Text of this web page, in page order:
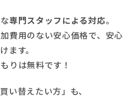
専門スタッフによる対応。
費用のない安心価格で、安心
ます。
りは無料です！
い替えたい方」も、